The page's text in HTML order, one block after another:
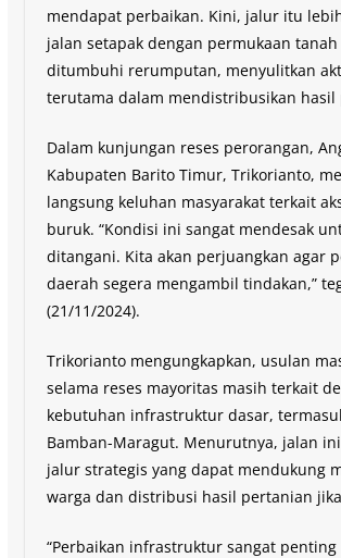
mendapat perbaikan. Kini, jalur itu
jalan setapak dengan permukaan tanah
ditumbuhi rerumputan, menyulitkan
terutama dalam mendistribusikan hasil
Dalam kunjungan reses perorangan,
Kabupaten Barito Timur, Trikorianto,
langsung keluhan masyarakat terkait
buruk. “Kondisi ini sangat mendesak
ditangani. Kita akan perjuangkan agar
daerah segera mengambil tindakan,”
(21/11/2024).
Trikorianto mengungkapkan, usulan
selama reses mayoritas masih terkait
kebutuhan infrastruktur dasar,
Bamban-Maragut. Menurutnya, jalan
jalur strategis yang dapat mendukung
warga dan distribusi hasil pertanian
“Perbaikan infrastruktur sangat